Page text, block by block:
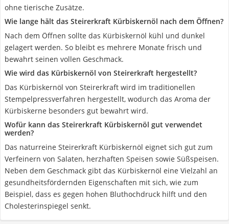
ohne tierische Zusätze.
Wie lange hält das Steirerkraft Kürbiskernöl nach dem Öffnen?
Nach dem Öffnen sollte das Kürbiskernöl kühl und dunkel
gelagert werden. So bleibt es mehrere Monate frisch und
bewahrt seinen vollen Geschmack.
Wie wird das Kürbiskernöl von Steirerkraft hergestellt?
Das Kürbiskernöl von Steirerkraft wird im traditionellen
Stempelpressverfahren hergestellt, wodurch das Aroma der
Kürbiskerne besonders gut bewahrt wird.
Wofür kann das Steirerkraft Kürbiskernöl gut verwendet
werden?
Das naturreine Steirerkraft Kürbiskernöl eignet sich gut zum
Verfeinern von Salaten, herzhaften Speisen sowie Süßspeisen.
Neben dem Geschmack gibt das Kürbiskernöl eine Vielzahl an
gesundheitsfördernden Eigenschaften mit sich, wie zum
Beispiel, dass es gegen hohen Bluthochdruck hilft und den
Cholesterinspiegel senkt.